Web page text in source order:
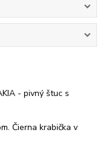
- pivný štuc s
Čierna krabička v